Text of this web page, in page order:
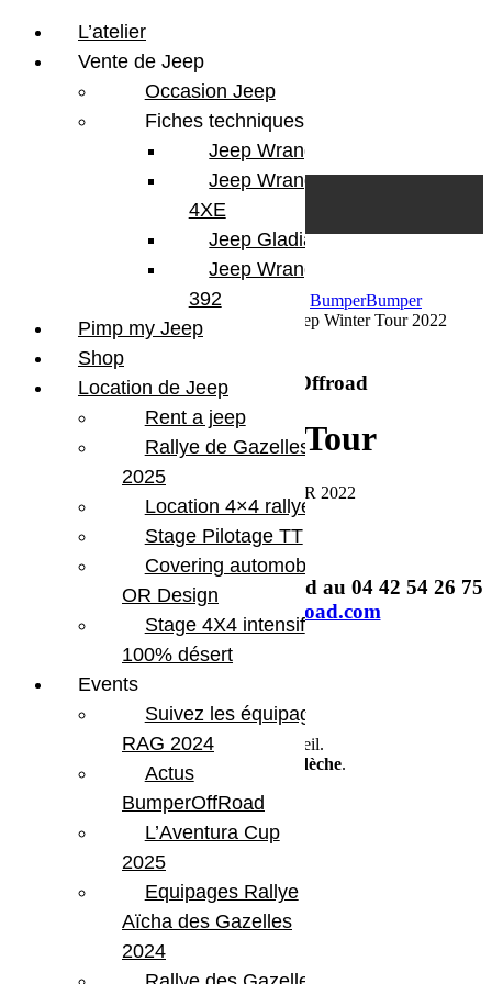
Par Martial BumperOffroad BumperBumper
OffRoad|Jeep Commentaires fermés
sur Jeep Winter Tour 2022
BumperOffroad
Jeep Winter Tour 2022 BumperOffroad
Jeep Winter Tour
DU 19 AU 20 FÉVRIER 2022
Pour plus d’infos, contactez David au 04 42 54 26 75
–david@bumperoffroad.com
Jeep Winter Tour 2022 BumperOffroad
Week end 100% offroad, entre neige et soleil.
La Lozère l’Aubrac l’Ardèche.
Attention places limitées.
Équipements vivement conseillés :
2 plaques de déneigement
Des chaines à neige
1 pelle à neige
L’atelier
Vente de Jeep
Occasion Jeep
Fiches techniques
Jeep Wrangler JL
Jeep Wrangler
4XE
Jeep Gladiator
Jeep Wrangler V8
392
Pimp my Jeep
Shop
Location de Jeep
Rent a jeep
Rallye de Gazelles
2025
Location 4×4 rallye
Stage Pilotage TT
Covering automobile –
OR Design
Stage 4X4 intensif
100% désert
Events
Suivez les équipages
RAG 2024
Actus
BumperOffRoad
L’Aventura Cup
2025
Equipages Rallye
Aïcha des Gazelles
2024